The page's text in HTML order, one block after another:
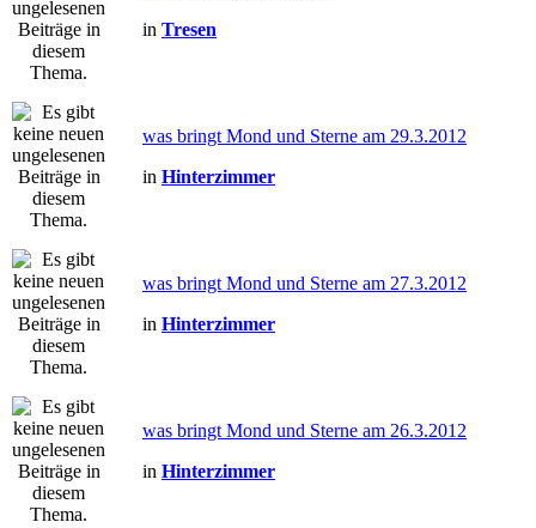
in Tresen
was bringt Mond und Sterne am 29.3.2012
in Hinterzimmer
was bringt Mond und Sterne am 27.3.2012
in Hinterzimmer
was bringt Mond und Sterne am 26.3.2012
in Hinterzimmer